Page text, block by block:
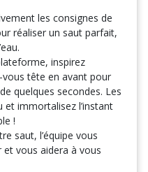
les consignes de
réaliser un saut parfait,
inspirez
tête en avant pour
quelques secondes. Les
et immortalisez l’instant
!
saut, l’équipe vous
vous aidera à vous